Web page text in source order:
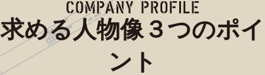
求める人物像３つのポイ
ント